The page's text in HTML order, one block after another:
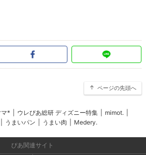
ページの先頭へ
マ* ウレぴあ総研 ディズニー特集 mimot.
うまいパン うまい肉 Medery.
ぴあ関連サイト